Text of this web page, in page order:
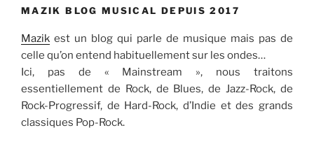
MAZIK BLOG MUSICAL DEPUIS 2017
Mazik est un blog qui parle de musique mais pas de
celle qu’on entend habituellement sur les ondes…
Ici, pas de « Mainstream », nous traitons
essentiellement de Rock, de Blues, de Jazz-Rock, de
Rock-Progressif, de Hard-Rock, d’Indie et des grands
classiques Pop-Rock.